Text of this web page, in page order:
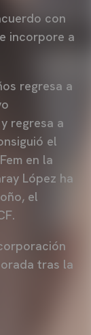
con
incorpore a
regresa a
regresa a
el
en la
López ha
el
tras la